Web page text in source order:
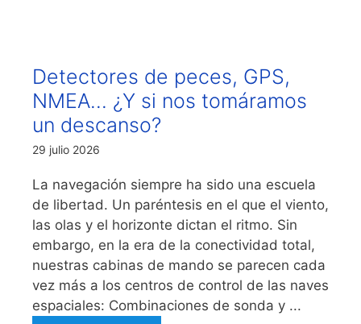
Detectores de peces, GPS,
NMEA… ¿Y si nos tomáramos
un descanso?
29 julio 2026
La navegación siempre ha sido una escuela
de libertad. Un paréntesis en el que el viento,
las olas y el horizonte dictan el ritmo. Sin
embargo, en la era de la conectividad total,
nuestras cabinas de mando se parecen cada
vez más a los centros de control de las naves
espaciales: Combinaciones de sonda y ...